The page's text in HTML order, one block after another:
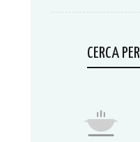
CERCA